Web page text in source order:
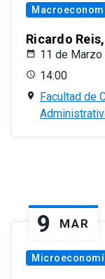
Ricardo
11 de Marzo
14:00
Facultad de
9 MAR